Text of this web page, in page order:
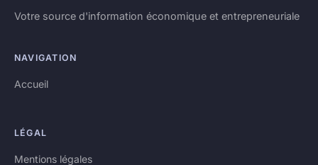
Votre source d'information économique et entrepreneuriale
NAVIGATION
Accueil
LÉGAL
Mentions légales